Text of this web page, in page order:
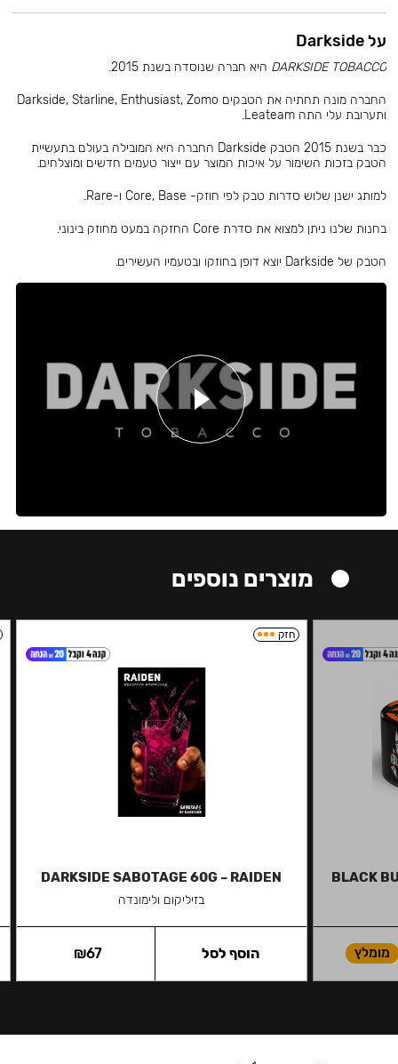
על Darkside
DARKSIDE TOBACCO היא חברה שנוסדה בשנת 2015.
החברה מונה תחתיה את הטבקים Darkside, Starline, Enthusiast, Zomo
ותערובת עלי התה Leateam.
כבר בשנת 2015 הטבק Darkside החברה היא המובילה בעולם בתעשיית
הטבק בזכות השימור על איכות המוצר עם ייצור טעמים חדשים ומוצלחים.
למותג ישנן שלוש סדרות טבק לפי חוזק- Core, Base ו-Rare.
בחנות שלנו ניתן למצוא את סדרת Core החזקה במעט מחוזק בינוני.
הטבק של Darkside יוצא דופן בחוזקו ובטעמיו העשירים.
מוצרים נוספים
BLACK
מומלץ
חזק
DARKSIDE SABOTAGE 60G – RAIDEN
בזיליקום ולימונדה
₪67 הוסף לסל